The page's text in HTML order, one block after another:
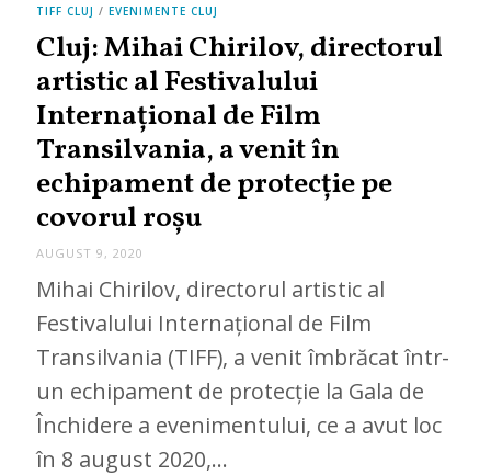
TIFF CLUJ / EVENIMENTE CLUJ
Cluj: Mihai Chirilov, directorul
artistic al Festivalului
Internaţional de Film
Transilvania, a venit în
echipament de protecţie pe
covorul roşu
AUGUST 9, 2020
Mihai Chirilov, directorul artistic al
Festivalului Internaţional de Film
Transilvania (TIFF), a venit îmbrăcat într-
un echipament de protecție la Gala de
Închidere a evenimentului, ce a avut loc
în 8 august 2020,…